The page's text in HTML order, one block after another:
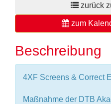
zurück
zum
Beschreibung
4XF Screens & Correct
Maßnahme der DTB